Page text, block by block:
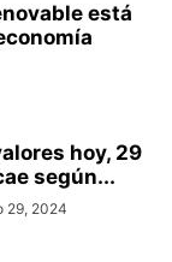
está
hoy, 29
según...
29, 2024